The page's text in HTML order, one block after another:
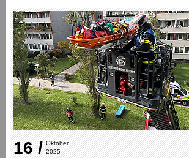
16 / Oktober
2025